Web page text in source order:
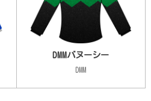
DMMバヌーシー
DMM